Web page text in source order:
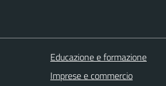
Educazione e formazione
Imprese e commercio